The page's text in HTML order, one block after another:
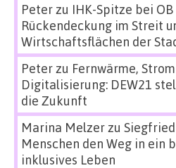
Peterzu IHK-Spitze bei
Rückendeckung im Streit
Wirtschaftsflächen der
Peterzu Fernwärme,
Digitalisierung: DEW21
die Zukunft
Marina Melzerzu
Menschen den Weg in ein
inklusives Leben